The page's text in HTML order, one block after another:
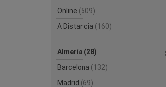
Online (509)
A Distancia (160)
Almería (28)
Barcelona (132)
Madrid (69)